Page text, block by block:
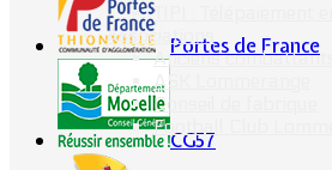
TIPI : Télépaiement
Associations
Anciens combattants
ASK Lommerange
Conseil de fabrique
Football Club
Portes de France
CG57